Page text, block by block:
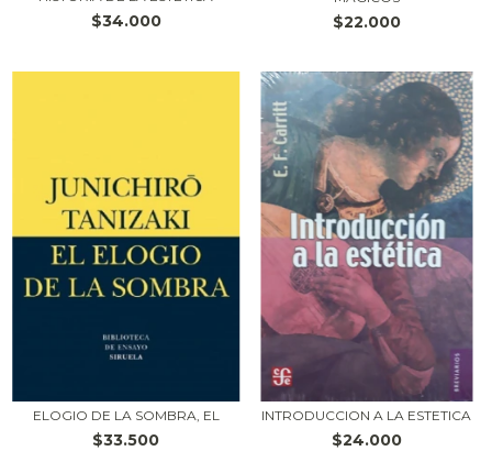
$34.000 $22.000
ELOGIO DE LA SOMBRA, EL
$33.500
INTRODUCCION A LA ESTETICA
$24.000